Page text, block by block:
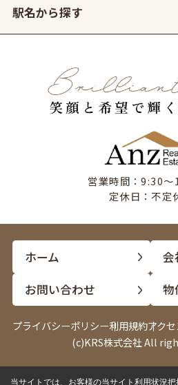
駅名から探す
営業時間：9:30〜
定休日：不定
ホーム
会
お問い合わせ
物
プライバシーポリシー利用規約アク
(c)KRS株式会社 All
当サイトでは、お客様の当サイト利用状況